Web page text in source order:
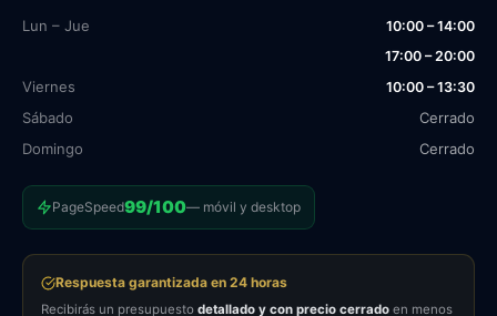
Lun – Jue
10:00 – 14:00
17:00 – 20:00
Viernes 10:00 – 13:30
Sábado
Cerrado
Domingo
Cerrado
PageSpeed99/100— móvil y desktop
Respuesta garantizada en 24 horas
Recibirás un presupuesto detallado y con precio cerrado en menos